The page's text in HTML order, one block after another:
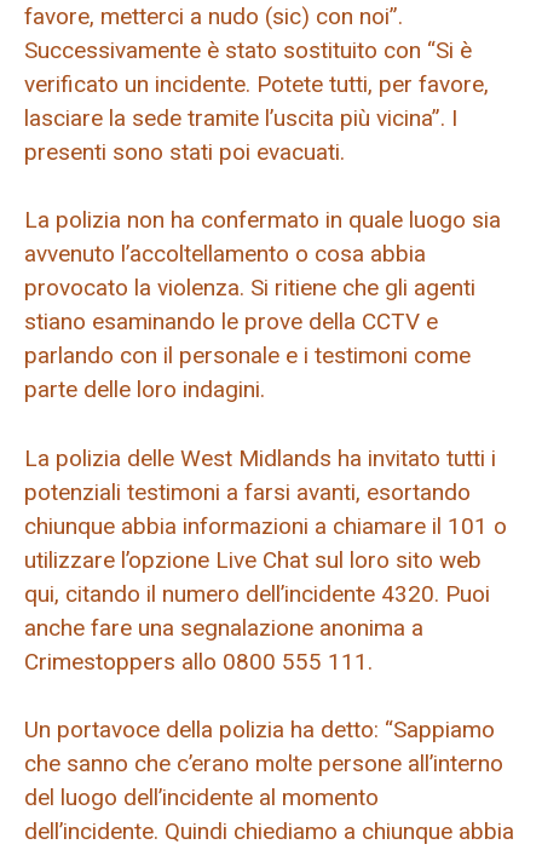
favore, metterci a nudo (sic) con noi”.
Successivamente è stato sostituito con “Si è
verificato un incidente. Potete tutti, per favore,
lasciare la sede tramite l’uscita più vicina”. I
presenti sono stati poi evacuati.
La polizia non ha confermato in quale luogo sia
avvenuto l’accoltellamento o cosa abbia
provocato la violenza. Si ritiene che gli agenti
stiano esaminando le prove della CCTV e
parlando con il personale e i testimoni come
parte delle loro indagini.
La polizia delle West Midlands ha invitato tutti i
potenziali testimoni a farsi avanti, esortando
chiunque abbia informazioni a chiamare il 101 o
utilizzare l’opzione Live Chat sul loro sito web
qui, citando il numero dell’incidente 4320. Puoi
anche fare una segnalazione anonima a
Crimestoppers allo 0800 555 111.
Un portavoce della polizia ha detto: “Sappiamo
che sanno che c’erano molte persone all’interno
del luogo dell’incidente al momento
dell’incidente. Quindi chiediamo a chiunque abbia